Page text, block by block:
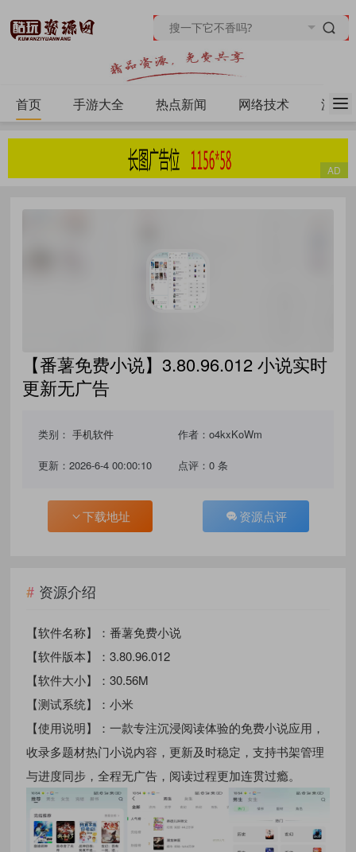
首页 手游大全 热点新闻 网络技术 源码
【番薯免费小说】3.80.96.012 小说实时
更新无广告
类别：手机软件 作者：o4kxKoWm
更新：2026-6-4 00:00:10 点评：0 条
下载地址 资源点评
资源介绍
【软件名称】：番薯免费小说
【软件版本】：3.80.96.012
【软件大小】：30.56M
【测试系统】：小米
【使用说明】：一款专注沉浸阅读体验的免费小说应用，
收录多题材热门小说内容，更新及时稳定，支持书架管理
与进度同步，全程无广告，阅读过程更加连贯过瘾。